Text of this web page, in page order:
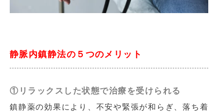
静脈内鎮静法の５つのメリット
①リラックスした状態で治療を受けられる
鎮静薬の効果により、不安や緊張が和らぎ、落ち着